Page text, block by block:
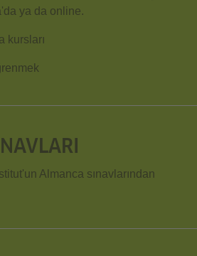
ya da online.
kursları
Almanca sınavlarından